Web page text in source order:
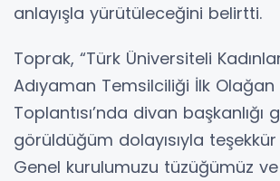
anlayışla yürütüleceğini belirtti.
Toprak, “Türk Üniversiteli
Adıyaman Temsilciliği İlk Olağan
Toplantısı’nda divan başkanlığı
görüldüğüm dolayısıyla
Genel kurulumuzu tüzüğümüz